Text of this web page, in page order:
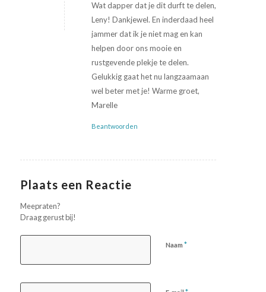
Wat dapper dat je dit durft te delen,
Leny! Dankjewel. En inderdaad heel
jammer dat ik je niet mag en kan
helpen door ons mooie en
rustgevende plekje te delen.
Gelukkig gaat het nu langzaamaan
wel beter met je! Warme groet,
Marelle
Beantwoorden
Plaats een Reactie
Meepraten?
Draag gerust bij!
Naam *